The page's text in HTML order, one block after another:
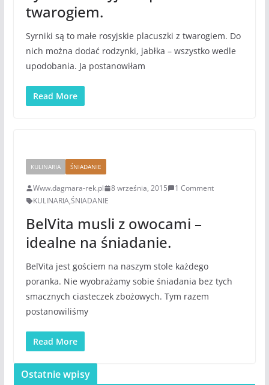
twarogiem.
Syrniki są to małe rosyjskie placuszki z twarogiem. Do
nich można dodać rodzynki, jabłka – wszystko wedle
upodobania. Ja postanowiłam
Read More
KULINARIA ŚNIADANIE
Www.dagmara-rek.pl 8 września, 2015
1 Comment
KULINARIA,ŚNIADANIE
BelVita musli z owocami –
idealne na śniadanie.
BelVita jest gościem na naszym stole każdego
poranka. Nie wyobrażamy sobie śniadania bez tych
smacznych ciasteczek zbożowych. Tym razem
postanowiliśmy
Read More
Ostatnie wpisy